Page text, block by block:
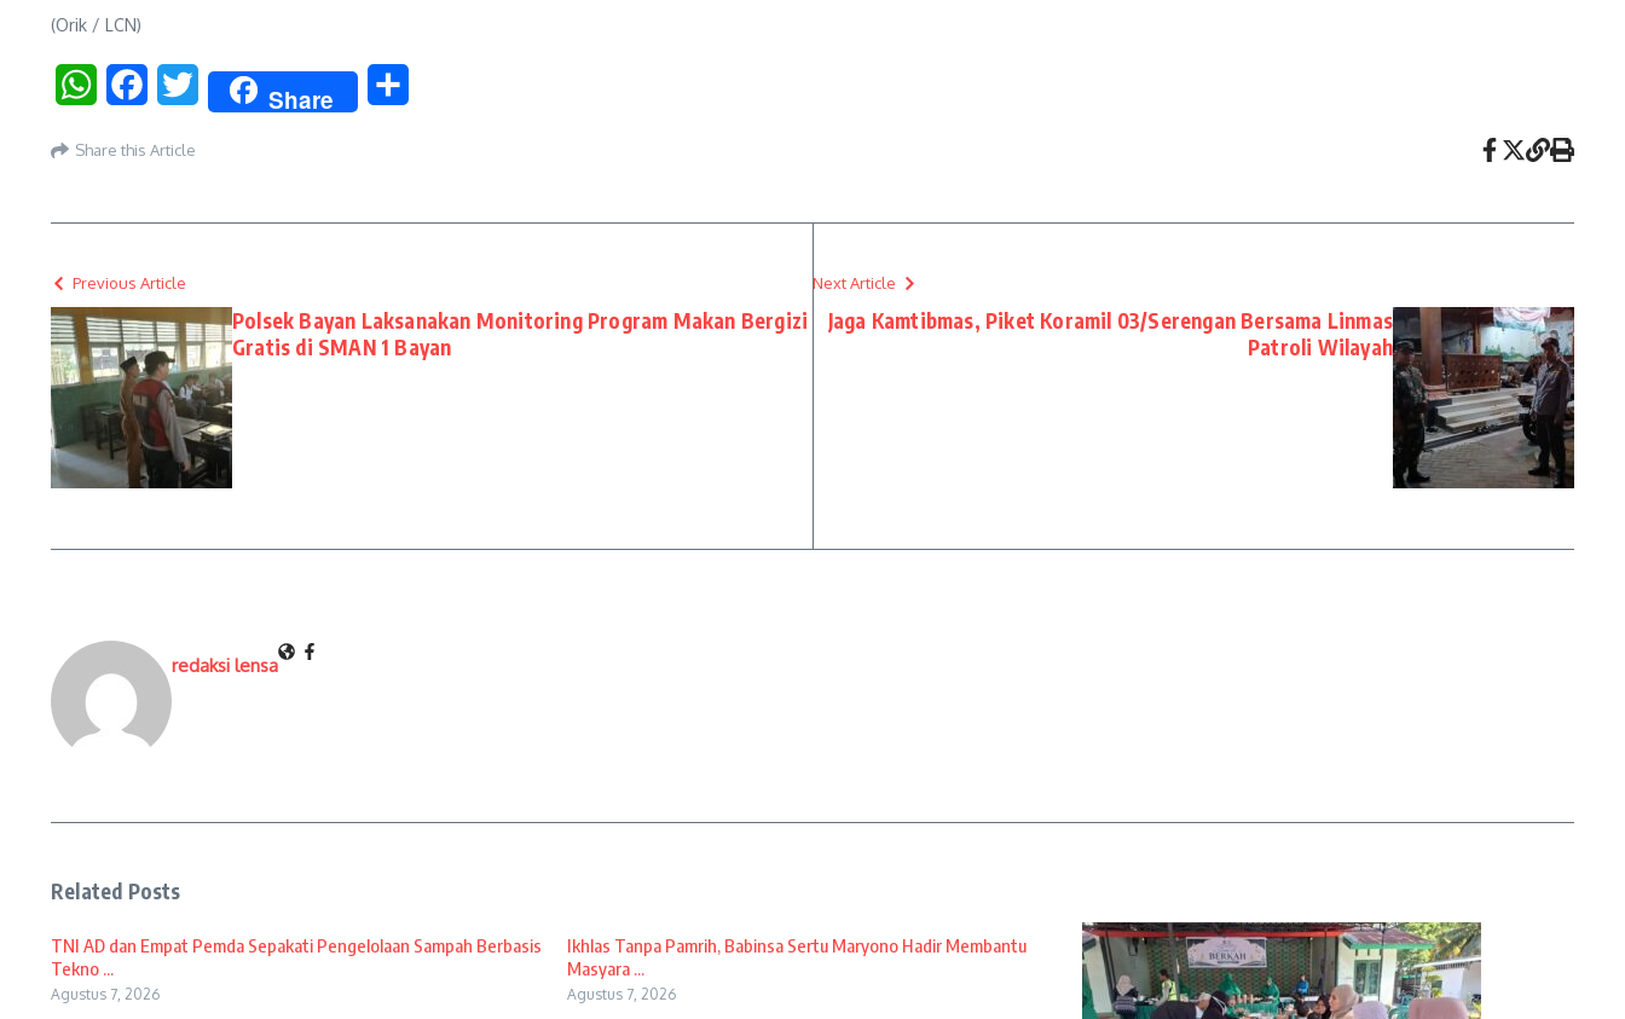
(Orik / LCN)
WhatsAppFacebookTwitter Share
Share this Article
Previous Article
Polsek Bayan Laksanakan Monitoring Program Makan Bergizi
Gratis di SMAN 1 Bayan
Next Article
Jaga Kamtibmas, Piket Koramil 03/Serengan Bersama Linmas
Patroli Wilayah
redaksi lensa
Related Posts
TNI AD dan Empat Pemda Sepakati Pengelolaan Sampah Berbasis
Tekno ...
Agustus 7, 2026
Ikhlas Tanpa Pamrih, Babinsa Sertu Maryono Hadir Membantu
Masyara ...
Agustus 7, 2026